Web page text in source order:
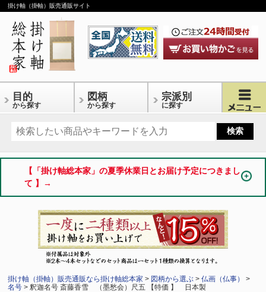
掛け軸（掛軸）販売通販サイト
目的
から探す
図柄
から探す
宗派別
に探す
【「掛け軸総本家」の夏季休業日とお届け予定につきまし
て 】→
掛け軸（掛軸）販売通販なら掛け軸総本家 > 図柄から選ぶ >仏画（仏事）
>
名号 > 釈迦名号 斎藤香雪 （墨愁会）尺五 【特価 】 日本製